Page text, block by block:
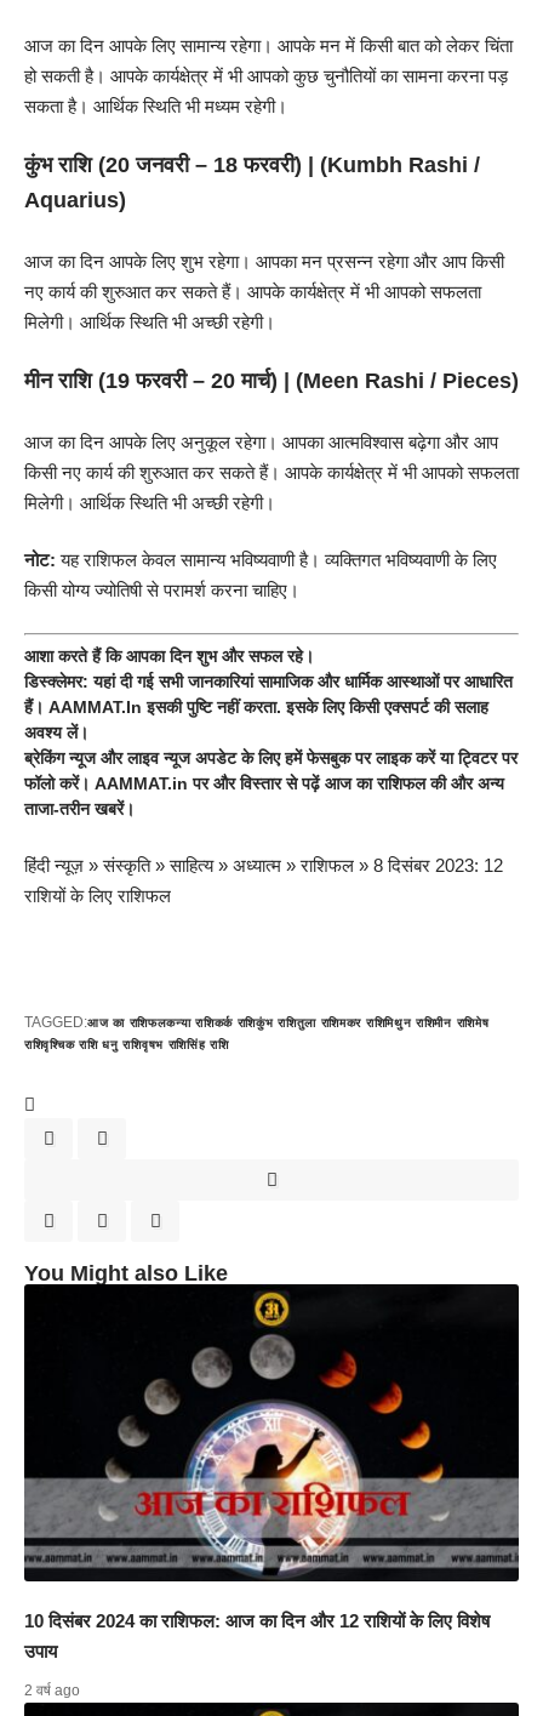
आज का दिन आपके लिए सामान्य रहेगा। आपके मन में किसी बात को लेकर चिंता
हो सकती है। आपके कार्यक्षेत्र में भी आपको कुछ चुनौतियों का सामना करना पड़
सकता है। आर्थिक स्थिति भी मध्यम रहेगी।
कुंभ राशि (20 जनवरी – 18 फरवरी) | (Kumbh Rashi /
Aquarius)
आज का दिन आपके लिए शुभ रहेगा। आपका मन प्रसन्न रहेगा और आप किसी
नए कार्य की शुरुआत कर सकते हैं। आपके कार्यक्षेत्र में भी आपको सफलता
मिलेगी। आर्थिक स्थिति भी अच्छी रहेगी।
मीन राशि (19 फरवरी – 20 मार्च) | (Meen Rashi / Pieces)
आज का दिन आपके लिए अनुकूल रहेगा। आपका आत्मविश्वास बढ़ेगा और आप
किसी नए कार्य की शुरुआत कर सकते हैं। आपके कार्यक्षेत्र में भी आपको सफलता
मिलेगी। आर्थिक स्थिति भी अच्छी रहेगी।
नोट: यह राशिफल केवल सामान्य भविष्यवाणी है। व्यक्तिगत भविष्यवाणी के लिए
किसी योग्य ज्योतिषी से परामर्श करना चाहिए।
आशा करते हैं कि आपका दिन शुभ और सफल रहे।
डिस्क्लेमर: यहां दी गई सभी जानकारियां सामाजिक और धार्मिक आस्थाओं पर आधारित
हैं। AAMMAT.In इसकी पुष्टि नहीं करता. इसके लिए किसी एक्सपर्ट की सलाह
अवश्य लें।
ब्रेकिंग न्यूज और लाइव न्यूज अपडेट के लिए हमेंफेसबुकपर लाइक करें याट्विटरपर
फॉलो करें। AAMMAT.in परऔर विस्तार से पढ़ेंआज का राशिफल की और अन्य
ताजा-तरीन खबरें।
हिंदी न्यूज़ »संस्कृति»साहित्य» अध्यात्म »राशिफल » 8 दिसंबर 2023: 12
राशियों के लिए राशिफल
TAGGED:आज का राशिफलकन्या राशिकर्क राशिकुंभ राशितुला राशिमकर राशिमिथुन राशिमीन राशिमेष
राशिवृश्चिक राशि धनु राशिवृषभ राशिसिंह राशि
You Might also Like
10 दिसंबर 2024 का राशिफल: आज का दिन और 12 राशियों के लिए विशेष
उपाय
2 वर्ष ago